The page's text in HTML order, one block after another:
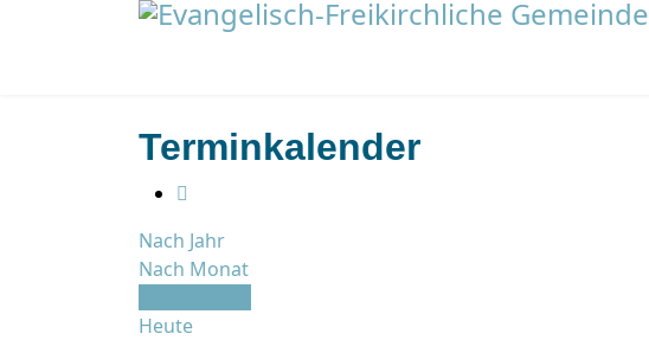
Terminkalender
Nach Jahr
Nach Monat
Heute